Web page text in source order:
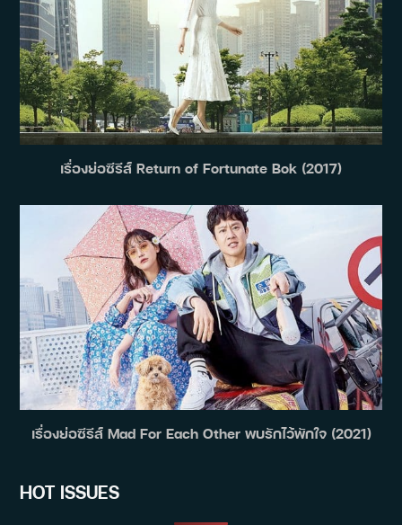
เรื่องย่อซีรีส์ Return of Fortunate Bok (2017)
เรื่องย่อซีรีส์ Mad For Each Other พบรักไว้พักใจ (2021)
HOT ISSUES